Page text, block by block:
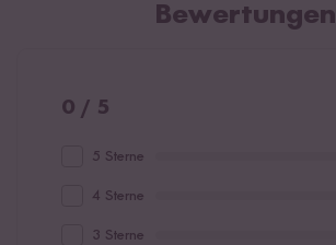
Bewertungen
0 / 5
5 Sterne
4 Sterne
3 Sterne